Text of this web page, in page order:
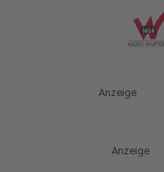
Anzeige
Anzeige